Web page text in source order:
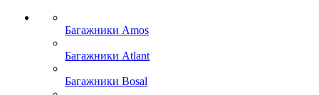
Багажники Amos
Багажники Atlant
Багажники Bosal